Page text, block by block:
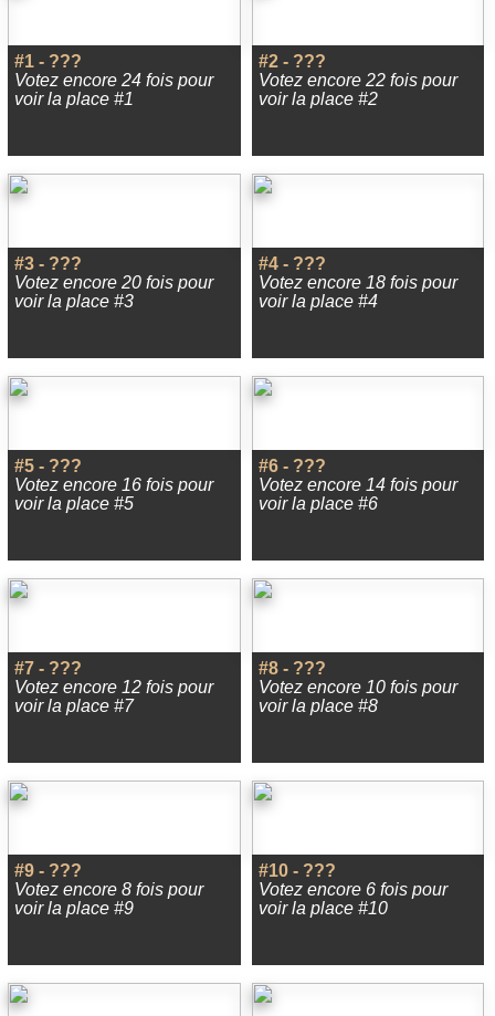
#1 - ???
Votez encore 24 fois pour
voir la place #1
#2 - ???
Votez encore 22 fois pour
voir la place #2
#3 - ???
Votez encore 20 fois pour
voir la place #3
#4 - ???
Votez encore 18 fois pour
voir la place #4
#5 - ???
Votez encore 16 fois pour
voir la place #5
#6 - ???
Votez encore 14 fois pour
voir la place #6
#7 - ???
Votez encore 12 fois pour
voir la place #7
#8 - ???
Votez encore 10 fois pour
voir la place #8
#9 - ???
Votez encore 8 fois pour
voir la place #9
#10 - ???
Votez encore 6 fois pour
voir la place #10